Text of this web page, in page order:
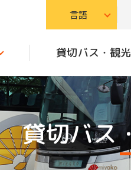
貸切バス・観
言語
貸切バス